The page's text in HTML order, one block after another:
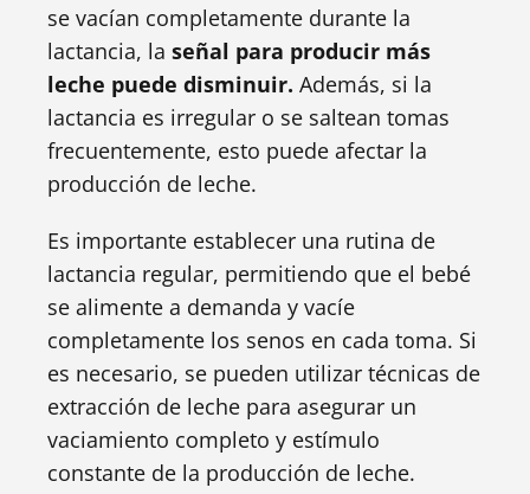
se vacían completamente durante la
lactancia, la señal para producir más
leche puede disminuir. Además, si la
lactancia es irregular o se saltean tomas
frecuentemente, esto puede afectar la
producción de leche.
Es importante establecer una rutina de
lactancia regular, permitiendo que el bebé
se alimente a demanda y vacíe
completamente los senos en cada toma. Si
es necesario, se pueden utilizar técnicas de
extracción de leche para asegurar un
vaciamiento completo y estímulo
constante de la producción de leche.